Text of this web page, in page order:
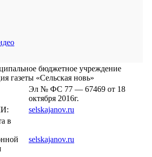
бюджетное учреждение
газеты «Сельская новь»
Эл № ФС 77 — 67469 от 18
октября 2016г.
selskajanov.ru
в
selskajanov.ru